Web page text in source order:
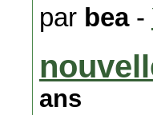
par bea-
ans